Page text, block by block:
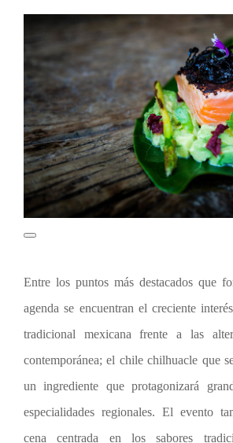
Entre los puntos más destacados que
agenda se encuentran el creciente
tradicional mexicana frente a las
contemporánea; el chile chilhuacle que
un ingrediente que protagonizará
especialidades regionales. El evento
cena centrada en los sabores